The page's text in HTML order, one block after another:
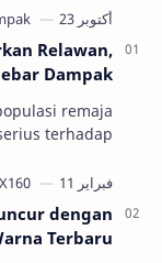
Relawan,
Dampak
remaja
terhadap
per…
dengan
Terbaru